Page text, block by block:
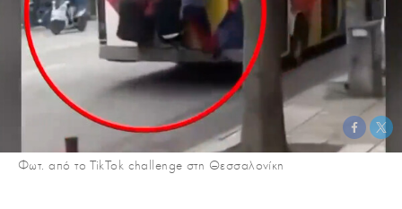
Φωτ. από το TikTok challenge στη Θεσσαλονίκη